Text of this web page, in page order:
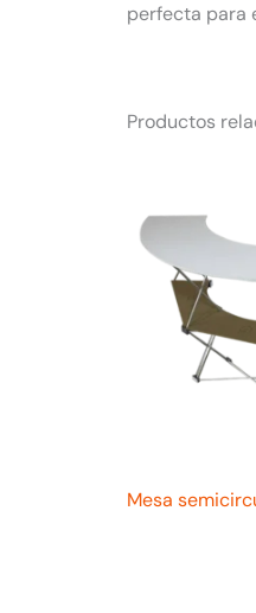
perfecta para
Productos
Mesa